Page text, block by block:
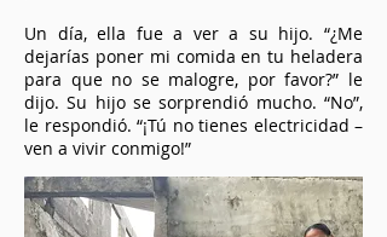
Un día, ella fue a ver a su hijo. “¿Me
dejarías poner mi comida en tu heladera
para que no se malogre, por favor?” le
dijo. Su hijo se sorprendió mucho. “No”,
le respondió. “¡Tú no tienes electricidad –
ven a vivir conmigo!”